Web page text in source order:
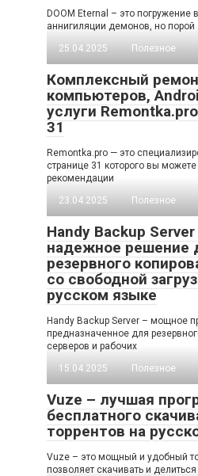
DOOM Eternal – это
аннигиляции демонов, но порой
25.04.2025
Полезное
Комплексный
компьютеров,
услуги
31
Remontka.pro — это
странице 31 которого вы
рекомендации
23.04.2025
Полезное
Handy Backup
надежное решение
резервного
со свободной
русском языке
Handy Backup Server – мощное
предназначенное для
серверов и рабочих
15.04.2025
Полезное
Vuze – лучшая
бесплатного
торрентов на
Vuze – это мощный и удобный
позволяет скачивать и